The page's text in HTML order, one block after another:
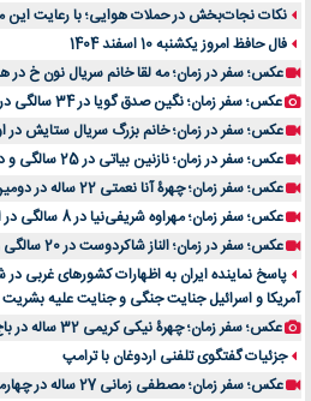
نکات نجات‌بخش در حملات هوایی؛ با رعایت این
فال حافظ امروز یکشنبه 10 اسفند 1404
عکس؛ سفر در زمان؛ مه لقا خانم سریال نون خ در
عکس؛ سفر زمان؛ نگین صدق گویا در 34 سالگی در کنار ماهایا پطروسیان
عکس؛ سفر در زمان؛ خانم بزرگ سریال ستایش در
عکس؛ سفر در زمان؛ نازنین بیاتی در 25 سالگی و در ششمین فیلم اش؛ سال 93
عکس؛ سفر زمان؛ چهرۀ آنا نعمتی 22 ساله در دومین فیلمش؛ سال 78
عکس؛ سفر زمان؛ مهراوه شریفی‌نیا در 8 سالگی در اولین فیلمش؛ دهۀ 60
عکس؛ سفر در زمان؛ الناز شاکردوست در 20 سالگی و در سومین فیلم اش؛ سال 83
پاسخ نماینده ایران به اظهارات کشورهای غربی
آمریکا و اسرائیل جنایت جنگی و جنایت علیه
عکس؛ سفر زمان؛ چهرۀ نیکی کریمی 32 ساله در باج خور؛ سال 82
جزئیات گفتگوی تلفنی اردوغان با ترامپ
عکس؛ سفر زمان؛ مصطفی زمانی 27 ساله در چهارمین فیلمش در کنار هنگامه حمیدزاده؛